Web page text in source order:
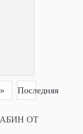
» Последняя
ОТ